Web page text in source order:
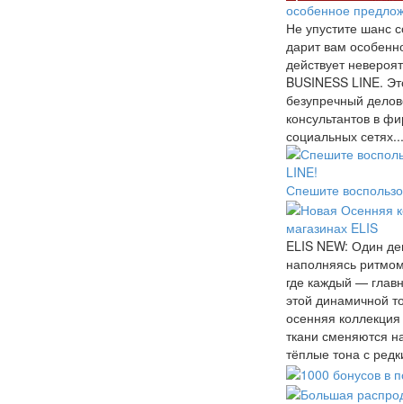
особенное
Не упустите шанс
дарит вам
действует
BUSINESS LINE.
безупречный
консультантов в
социальных
Спешите
магазинах ELIS
ELIS NEW: Один
наполняясь
где каждый —
этой динамичной
осенняя
ткани сменяются
тёплые тона с